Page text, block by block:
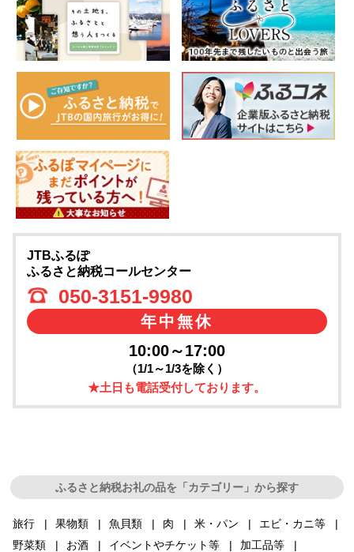
JTBふるぽ
ふるさと納税コールセンター
050-3151-9980
年中無休
10:00～17:00
（1/1～1/3を除く）
★土日も電話受付しております。
ふるさと納税お礼の品を「カテゴリー」から探す
旅行 果物類 魚貝類 肉 米・パン
エビ・カニ等
野菜類
お酒 イベントやチケット等
加工品等